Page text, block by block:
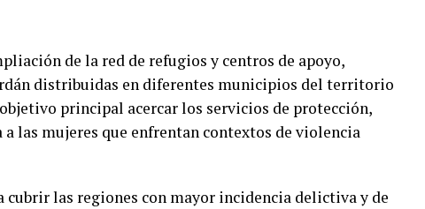
de la red de refugios y centros de apoyo,
distribuidas en diferentes municipios del territorio
principal acercar los servicios de protección,
las mujeres que enfrentan contextos de violencia
cubrir las regiones con mayor incidencia delictiva y de